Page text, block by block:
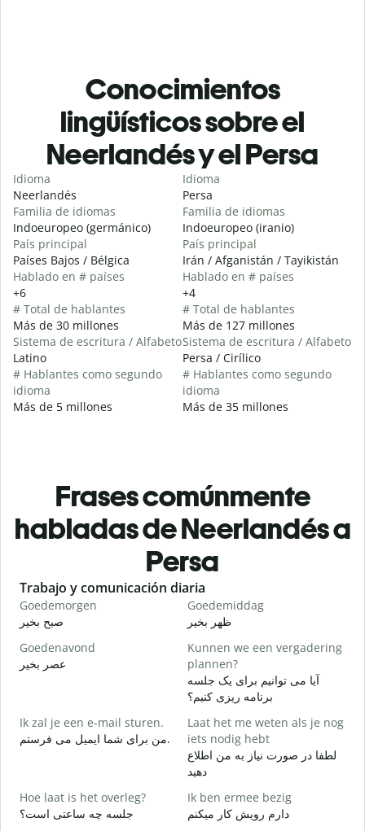
Conocimientos
lingüísticos sobre el
Neerlandés y el Persa
Idioma
Neerlandés
Familia de idiomas
Indoeuropeo (germánico)
País principal
Países Bajos / Bélgica
Hablado en # países
+6
# Total de hablantes
Más de 30 millones
Sistema de escritura / Alfabeto
Latino
# Hablantes como segundo
idioma
Más de 5 millones
Idioma
Persa
Familia de idiomas
Indoeuropeo (iranio)
País principal
Irán / Afganistán / Tayikistán
Hablado en # países
+4
# Total de hablantes
Más de 127 millones
Sistema de escritura / Alfabeto
Persa / Cirílico
# Hablantes como segundo
idioma
Más de 35 millones
Frases comúnmente
habladas de Neerlandés a
Persa
Slide 1 of 6
Trabajo y comunicación diaria
Goedemorgen
صبح بخیر
Goedemiddag
ظهر بخیر
Goedenavond
عصر بخیر
Kunnen we een vergadering
plannen?
آیا می توانیم برای یک جلسه
برنامه ریزی کنیم؟
Ik zal je een e-mail sturen.
من برای شما ایمیل می فرستم.
Laat het me weten als je nog
iets nodig hebt
لطفا در صورت نیاز به من اطلاع
دهید
Hoe laat is het overleg?
جلسه چه ساعتی است؟
Ik ben ermee bezig
دارم رویش کار میکنم